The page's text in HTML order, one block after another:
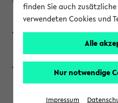
200923
Wendisch, Peters-Wendisch,
Projektmodul "Bakterielle
finden Sie auch
verwendeten Cookies und
Alle
Nur notwendige
Impressum